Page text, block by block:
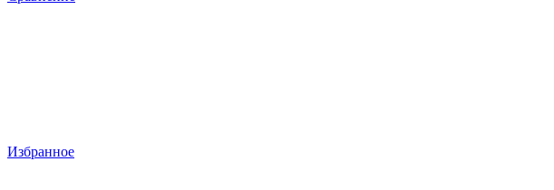
Избранное